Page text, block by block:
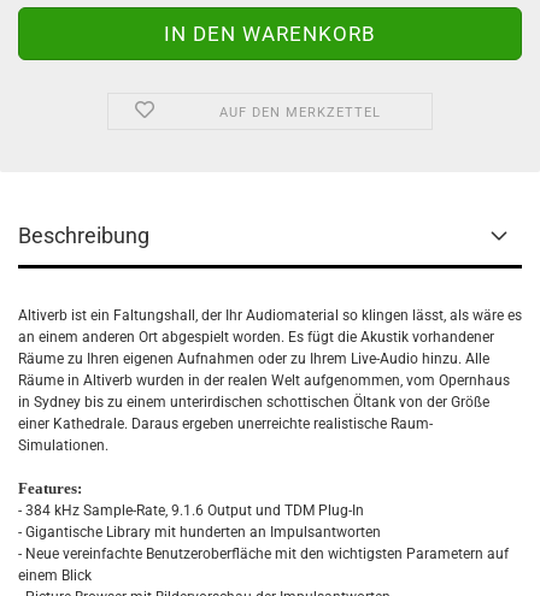
AUF DEN MERKZETTEL
Beschreibung
Altiverb ist ein Faltungshall, der Ihr Audiomaterial so klingen lässt, als wäre es
an einem anderen Ort abgespielt worden. Es fügt die Akustik vorhandener
Räume zu Ihren eigenen Aufnahmen oder zu Ihrem Live-Audio hinzu. Alle
Räume in Altiverb wurden in der realen Welt aufgenommen, vom Opernhaus
in Sydney bis zu einem unterirdischen schottischen Öltank von der Größe
einer Kathedrale. Daraus ergeben unerreichte realistische Raum-
Simulationen.
Features:
- 384 kHz Sample-Rate, 9.1.6 Output und TDM Plug-In
- Gigantische Library mit hunderten an Impulsantworten
- Neue vereinfachte Benutzeroberfläche mit den wichtigsten Parametern auf
einem Blick